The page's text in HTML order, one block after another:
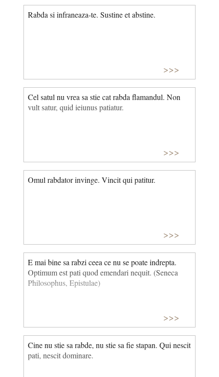
Rabda si infraneaza-te. Sustine et abstine.
>>>
Cel satul nu vrea sa stie cat rabda flamandul. Non
vult satur, quid ieiunus patiatur.
>>>
Omul rabdator invinge. Vincit qui patitur.
>>>
E mai bine sa rabzi ceea ce nu se poate indrepta.
Optimum est pati quod emendari nequit. (Seneca
Philosophus, Epistulae)
>>>
Cine nu stie sa rabde, nu stie sa fie stapan. Qui nescit
pati, nescit dominare.